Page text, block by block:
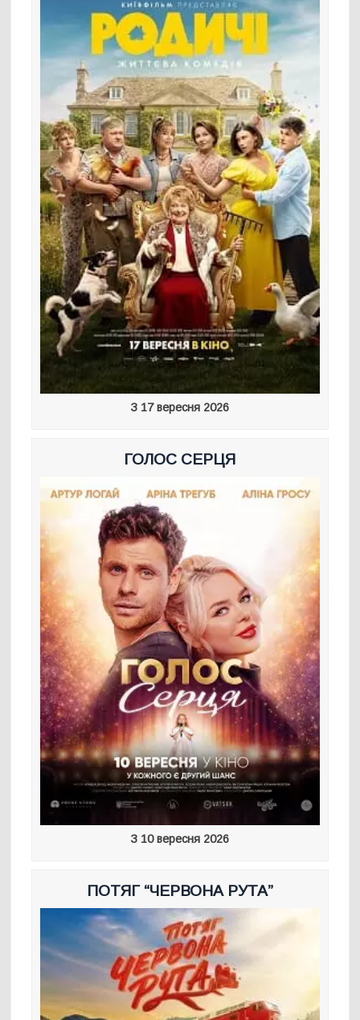
З 17 вересня 2026
ГОЛОС СЕРЦЯ
З 10 вересня 2026
ПОТЯГ “ЧЕРВОНА РУТА”